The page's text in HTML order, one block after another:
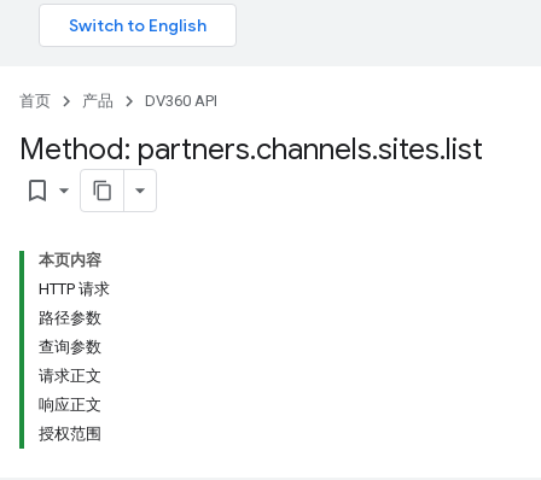
首页 产品 DV360 API
Method: partners.channels.sites.list
bookmark_border
本页内容
HTTP 请求
路径参数
查询参数
请求正文
响应正文
授权范围